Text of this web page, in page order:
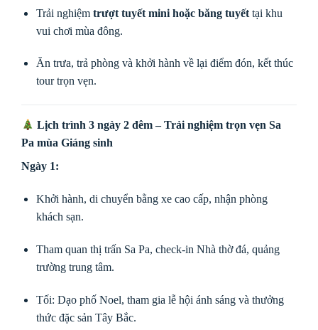
Trải nghiệm trượt tuyết mini hoặc băng tuyếttại khu
vui chơi mùa đông.
Ăn trưa, trả phòng và khởi hành về lại điểm đón, kết thúc
tour trọn vẹn.
Lịch trình 3 ngày 2 đêm – Trải nghiệm trọn vẹn Sa
Pa mùa Giáng sinh
Ngày 1:
Khởi hành, di chuyển bằng xe cao cấp, nhận phòng
khách sạn.
Tham quan thị trấn Sa Pa, check-in Nhà thờ đá, quảng
trường trung tâm.
Tối: Dạo phố Noel, tham gia lễ hội ánh sáng và thưởng
thức đặc sản Tây Bắc.